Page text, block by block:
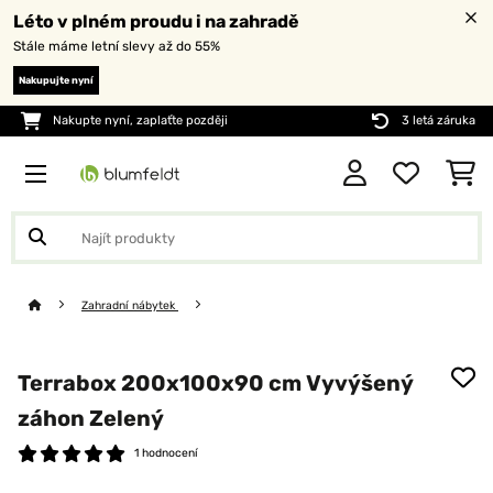
Léto v plném proudu i na zahradě
Stále máme letní slevy až do 55%
Nakupujte nyní
Nakupte nyní, zaplaťte později 3 letá záruka
Zahradní nábytek
Terrabox 200x100x90 cm Vyvýšený
záhon Zelený
1 hodnocení